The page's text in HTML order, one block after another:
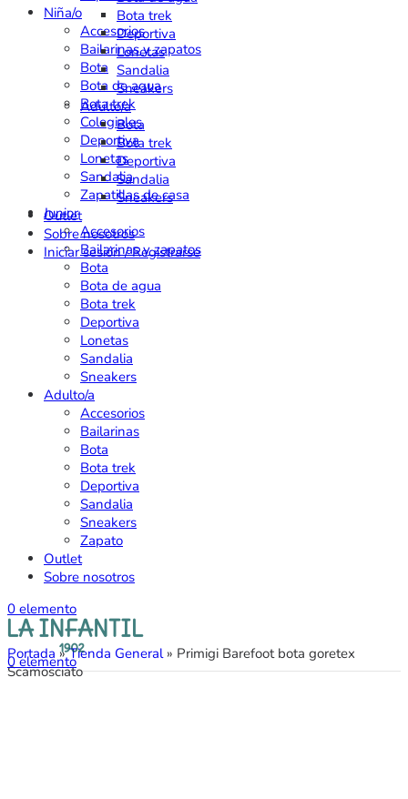
Niña/o
Accesorios
Bailarinas y zapatos
Bota
Bota de agua
Bota trek
Colegiales
Deportiva
Lonetas
Sandalia
Zapatillas de casa
Junior
Accesorios
Bailarinas y zapatos
Bota
Bota de agua
Bota trek
Deportiva
Lonetas
Sandalia
Sneakers
Adulto/a
Accesorios
Bailarinas
Bota
Bota trek
Deportiva
Sandalia
Sneakers
Zapato
Outlet
Sobre nosotros
0 elemento
0elemento
Portada »Tienda General» Primigi Barefoot bota goretex
Scamosciato
Bota trek
Deportiva
Lonetas
Sandalia
Sneakers
Adulto/a
Bota
Bota trek
Deportiva
Sandalia
Sneakers
Outlet
Sobre nosotros
Iniciar sesión / Registrarse